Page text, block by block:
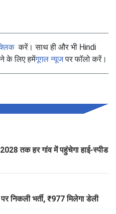
करें। साथ ही और भी Hindi
के लिए हमेंगूगल न्यूजपर फॉलो करें।
तक हर गांव में पहुंचेगा हाई-स्पीड
निकली भर्ती, ₹977 मिलेगा डेली